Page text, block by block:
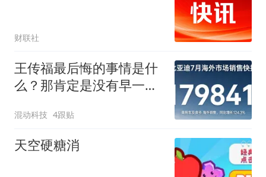
财联社
王传福最后悔的事情是什
么？那肯定是没有早一步
混动科技 4跟贴
天空硬糖消